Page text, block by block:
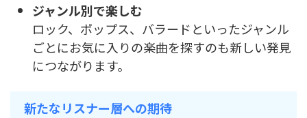
ジャンル別で楽しむ
ロック、ポップス、バラードといったジャンル
ごとにお気に入りの楽曲を探すのも新しい発見
につながります。
新たなリスナー層への期待